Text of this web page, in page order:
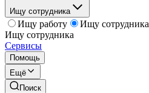
Ищу сотрудника
Ищу работу
Ищу сотрудника
Ищу сотрудника
Сервисы
Помощь
Ещё
Поиск